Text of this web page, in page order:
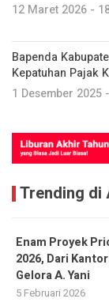
12 Maret 2026 -
Bapenda
Kepatuhan Pajak
1 Desember 2025
Trending di
Enam Proyek
2026, Dari
Gelora A. Yani
5 Februari 2026